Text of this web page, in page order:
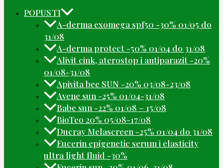
POPUSTI
A-derma exomega spf50 -30% 01/05 do
31/08
A-derma protect -50% 01/04 do 31/08
Alivit cink, aterostop i antiparazit -20%
01/08-31/08
Apivita bee SUN -20% 03/08-23/08
Avene sun -25% 01/04-31/08
Babe sun -22% 01/08 – 15/08
BioTeo 20% 05/08-17/08
Ducray Melascreen -25% 01/04 do 31/08
Eucerin epigenetic serum i elasticity
ultra light fluid -30%